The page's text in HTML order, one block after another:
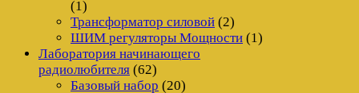
(1)
Трансформатор силовой (2)
ШИМ регуляторы Мощности (1)
Лаборатория начинающего
радиолюбителя (62)
Базовый набор (20)